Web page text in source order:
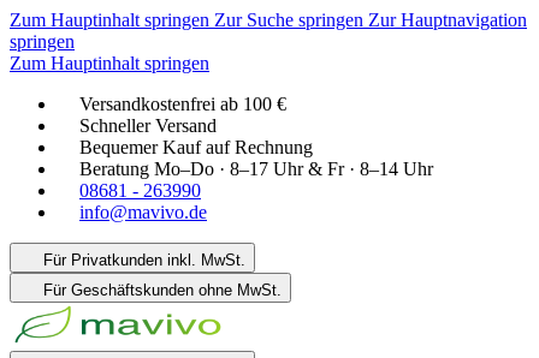
Zum Hauptinhalt springen Zur Suche springen Zur Hauptnavigation
springen
Zum Hauptinhalt springen
Versandkostenfrei ab 100 €
Schneller Versand
Bequemer Kauf auf Rechnung
Beratung Mo–Do · 8–17 Uhr & Fr · 8–14 Uhr
08681 - 263990
info@mavivo.de
Für Privatkunden inkl. MwSt.
Für Geschäftskunden ohne MwSt.